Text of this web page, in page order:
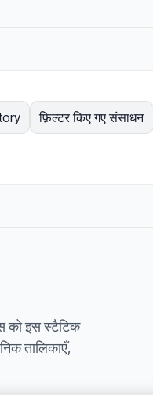
फ़िल्टर किए गए संसाधन
को इस स्टैटिक
तालिकाएँ,